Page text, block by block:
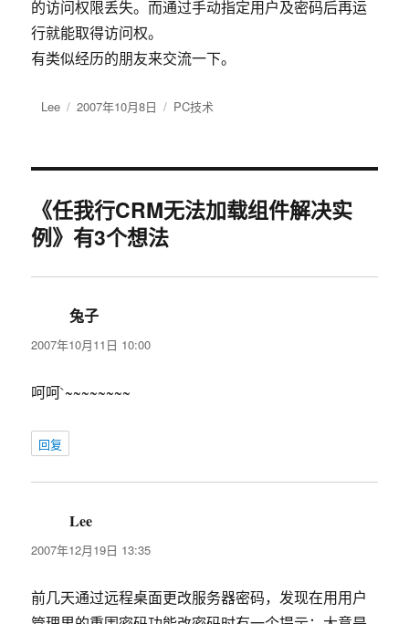
的访问权限丢失。而通过手动指定用户及密码后再运
行就能取得访问权。
有类似经历的朋友来交流一下。
作
Lee
发
2007年10月8日
分
PC技术
《任我行CRM无法加载组件解决实
例》有3个想法
兔子
道：
2007年10月11日 10:00
呵呵`~~~~~~~~
回复
Lee
道：
2007年12月19日 13:35
前几天通过远程桌面更改服务器密码，发现在用用户